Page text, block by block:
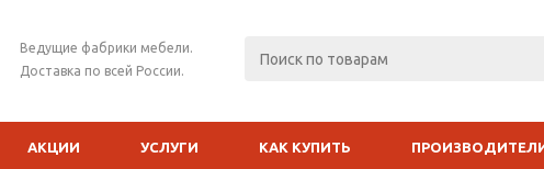
Ведущие фабрики мебели.
Доставка по всей России.
АКЦИИ УСЛУГИ КАК КУПИТЬ